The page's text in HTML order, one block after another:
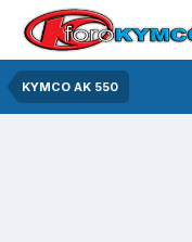
KYMCO AK 550